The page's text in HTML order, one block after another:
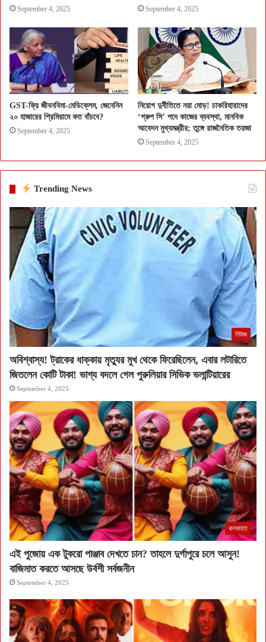
September 4, 2025 September 4, 2025
GST-ফ্রি জীবনবিমা-মেডিক্লেম, জেনেনিন
২০ হাজারের প্রিমিয়ামে কত বাঁচবে?
September 4, 2025
নিয়োগ দুর্নীতিতে নয়া মোড়! চাকরিহারাদের
‘গ্রুপ সি’ পদে কাজের ব্যবস্থা, মানবিক
আবেদন মুখ্যমন্ত্রীর; তুঙ্গে রাজনৈতিক তরজা
September 4, 2025
Trending News
নিউজ
অবিশ্বাস্য! ট্রাকের ধাক্কায় মৃত্যুর মুখ থেকে ফিরেছিলেন, এবার লটারিতে
জিতলেন কোটি টাকা! ভাগ্য বদলে গেল পুরুলিয়ার সিভিক ভলান্টিয়ারের
September 4, 2025
কলকাতা
এই পুজোয় এক টুকরো পাঞ্জাব দেখতে চান? তাহলে দুর্গাপুরে চলে আসুন!
বাজিমাত করতে আসছে উর্বশী সর্বজনীন
September 4, 2025